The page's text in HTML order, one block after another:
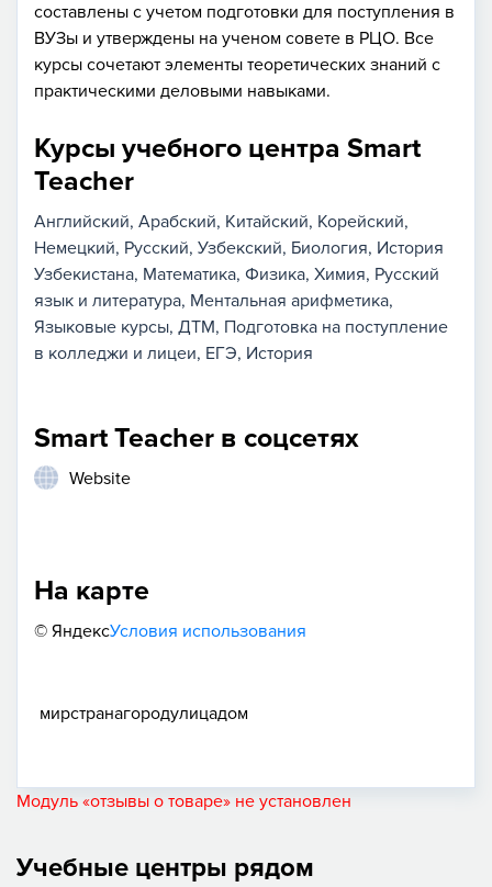
составлены с учетом подготовки для поступления в
ВУЗы и утверждены на ученом совете в РЦО. Все
курсы сочетают элементы теоретических знаний с
практическими деловыми навыками.
Курсы учебного центра Smart
Teacher
Английский Арабский Китайский Корейский
Немецкий Русский Узбекский Биология История
Узбекистана Математика Физика Химия Русский
язык и литература Ментальная арифметика
Языковые курсы ДТМ Подготовка на поступление
в колледжи и лицеи ЕГЭ История
Smart Teacher в соцсетях
Website
На карте
© ЯндексУсловия использования
мирстранагородулицадом
Модуль «отзывы о товаре» не установлен
Учебные центры рядом